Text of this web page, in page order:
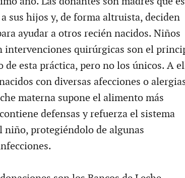
sus hijos y, de forma altruista, deciden
ayudar a otros recién nacidos. Niños
intervenciones quirúrgicas son el
esta práctica, pero no los únicos. A
con diversas afecciones o
materna supone el alimento más
defensas y refuerza el sistema
niño, protegiéndolo de algunas